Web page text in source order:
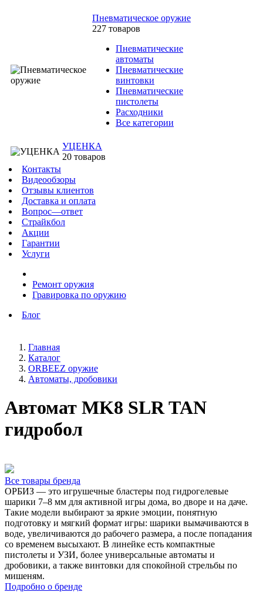
Пневматическое оружие
227 товаров
Пневматические
автоматы
Пневматические
винтовки
Пневматические
пистолеты
Расходники
Все категории
УЦЕНКА
20 товаров
Контакты
Видеообзоры
Отзывы клиентов
Доставка и оплата
Вопрос—ответ
Страйкбол
Акции
Гарантии
Услуги
Ремонт оружия
Гравировка по оружию
Блог
Главная
Каталог
ORBEEZ оружие
Автоматы, дробовики
Автомат MK8 SLR TAN
гидробол
Все товары бренда
ОРБИЗ — это игрушечные бластеры под гидрогелевые
шарики 7–8 мм для активной игры дома, во дворе и на даче.
Такие модели выбирают за яркие эмоции, понятную
подготовку и мягкий формат игры: шарики вымачиваются в
воде, увеличиваются до рабочего размера, а после попадания
со временем высыхают. В линейке есть компактные
пистолеты и УЗИ, более универсальные автоматы и
дробовики, а также винтовки для спокойной стрельбы по
мишеням.
Подробно о бренде